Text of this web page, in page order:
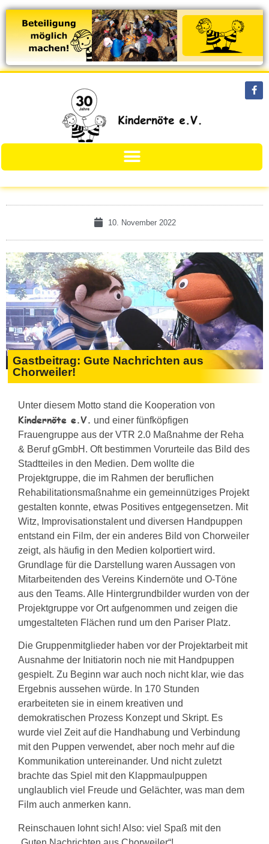
10. November 2022
Gastbeitrag: Gute Nachrichten aus
Chorweiler!
Unter diesem Motto stand die Kooperation von
Kindernöte e.V. und einer fünfköpfigen
Frauengruppe aus der VTR 2.0 Maßnahme der Reha
& Beruf gGmbH. Oft bestimmen Vorurteile das Bild des
Stadtteiles in den Medien. Dem wollte die
Projektgruppe, die im Rahmen der beruflichen
Rehabilitationsmaßnahme ein gemeinnütziges Projekt
gestalten konnte, etwas Positives entgegensetzen. Mit
Witz, Improvisationstalent und diversen Handpuppen
entstand ein Film, der ein anderes Bild von Chorweiler
zeigt, als häufig in den Medien kolportiert wird.
Grundlage für die Darstellung waren Aussagen von
Mitarbeitenden des Vereins Kindernöte und O-Töne
aus den Teams. Alle Hintergrundbilder wurden von der
Projektgruppe vor Ort aufgenommen und zeigen die
umgestalteten Flächen rund um den Pariser Platz.
Die Gruppenmitglieder haben vor der Projektarbeit mit
Ausnahme der Initiatorin noch nie mit Handpuppen
gespielt. Zu Beginn war auch noch nicht klar, wie das
Ergebnis aussehen würde. In 170 Stunden
erarbeiteten sie in einem kreativen und
demokratischen Prozess Konzept und Skript. Es
wurde viel Zeit auf die Handhabung und Verbindung
mit den Puppen verwendet, aber noch mehr auf die
Kommunikation untereinander. Und nicht zuletzt
brachte das Spiel mit den Klappmaulpuppen
unglaublich viel Freude und Gelächter, was man dem
Film auch anmerken kann.
Reinschauen lohnt sich! Also: viel Spaß mit den